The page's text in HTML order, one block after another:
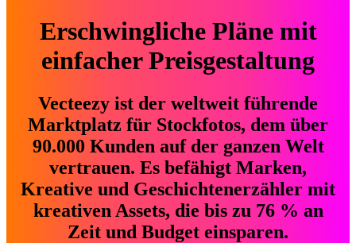
Erschwingliche Pläne mit
einfacher Preisgestaltung
Vecteezy ist der weltweit führende
Marktplatz für Stockfotos, dem über
90.000 Kunden auf der ganzen Welt
vertrauen. Es befähigt Marken,
Kreative und Geschichtenerzähler mit
kreativen Assets, die bis zu 76 % an
Zeit und Budget einsparen.